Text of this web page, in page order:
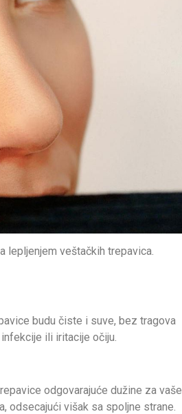
lepljenjem veštačkih trepavica.
budu čiste i suve, bez tragova
ili iritacije očiju.
odgovarajuće dužine za vaše
odsecajući višak sa spoljne strane.